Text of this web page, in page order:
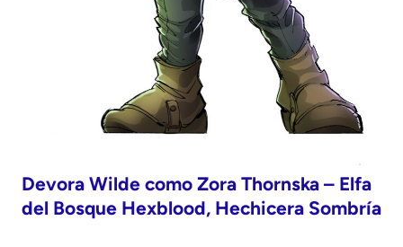
Devora Wilde como Zora Thornska – Elfa
del Bosque Hexblood, Hechicera Sombría